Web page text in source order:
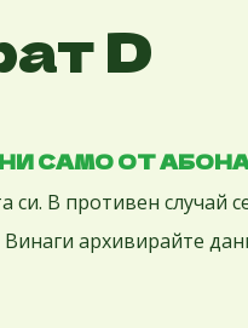
D
САМО ОТ
си. В противен случай
архивирайте